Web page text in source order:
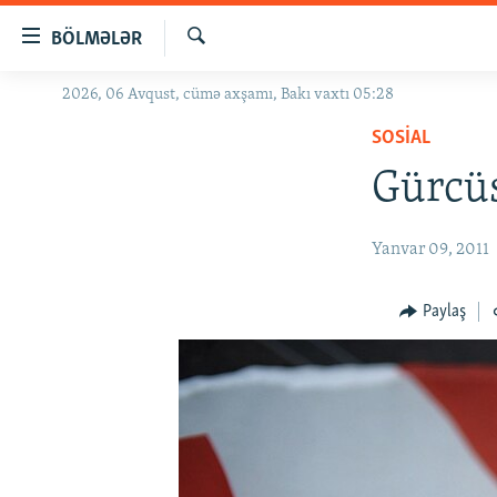
BÖLMƏLƏR
GÜNDƏM
Axtar
2026, 06 Avqust, cümə axşamı, Bakı vaxtı 05:28
SOSIAL
Yanvar 09, 2011
Paylaş